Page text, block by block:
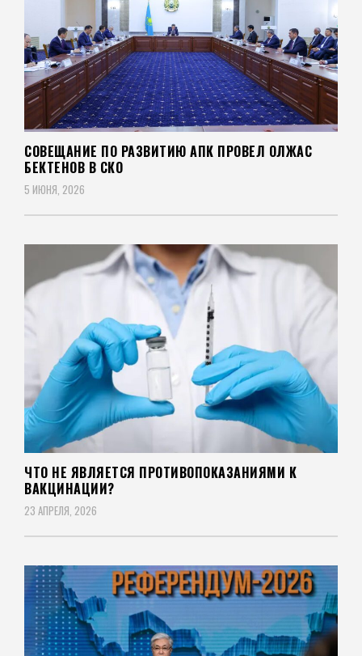
СОВЕЩАНИЕ ПО РАЗВИТИЮ АПК ПРОВЕЛ ОЛЖАС
БЕКТЕНОВ В СКО
5 ИЮНЯ, 2026
ЧТО НЕ ЯВЛЯЕТСЯ ПРОТИВОПОКАЗАНИЯМИ К
ВАКЦИНАЦИИ?
23 АПРЕЛЯ, 2026